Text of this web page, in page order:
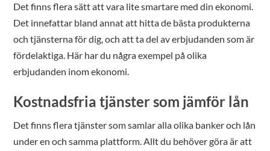
Det finns flera sätt att vara lite smartare med din ekonomi.
Det innefattar bland annat att hitta de bästa produkterna
och tjänsterna för dig, och att ta del av erbjudanden som är
fördelaktiga. Här har du några exempel på olika
erbjudanden inom ekonomi.
Kostnadsfria tjänster som jämför lån
Det finns flera tjänster som samlar alla olika banker och lån
under en och samma plattform. Allt du behöver göra är att